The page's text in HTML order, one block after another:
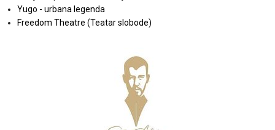
Yugo - urbana legenda
Freedom Theatre (Teatar slobode)